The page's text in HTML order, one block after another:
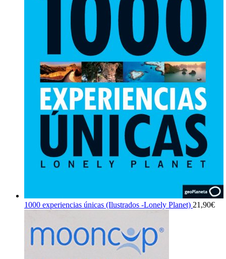
1000 experiencias únicas (Ilustrados -Lonely Planet) 21,90€